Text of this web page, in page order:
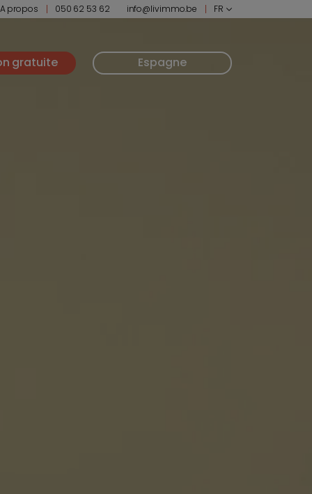
A propos 050 62 53 62 info@livimmo.be FR
gratuite Espagne